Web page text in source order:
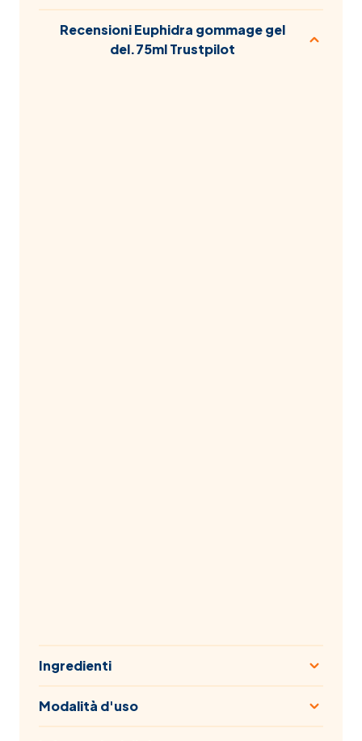
Recensioni Euphidra gommage gel
del.75ml Trustpilot
Ingredienti
Modalità d'uso